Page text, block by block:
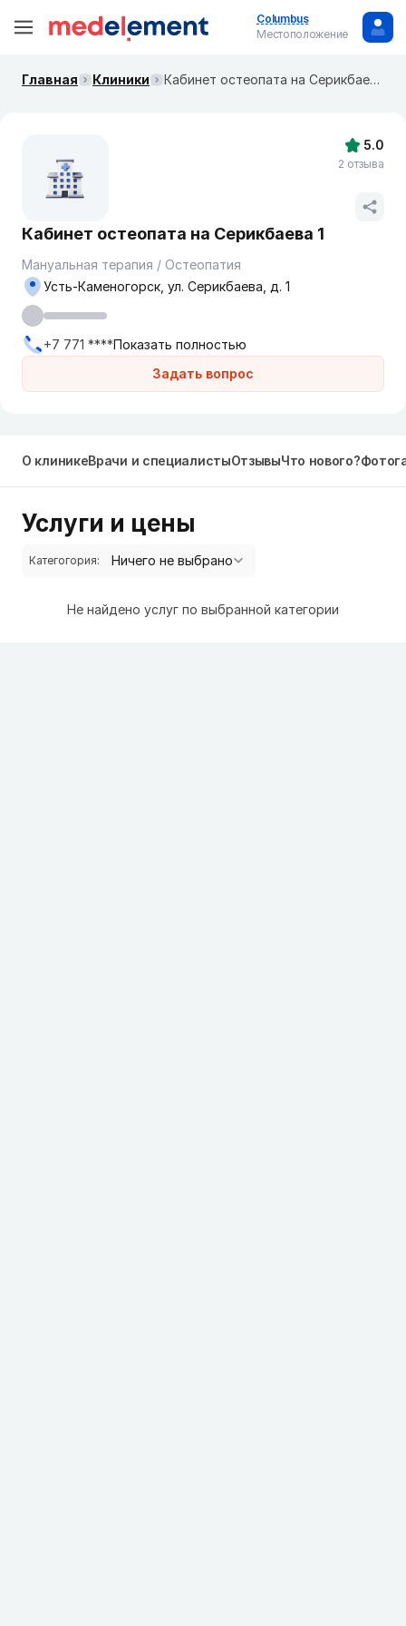
Columbus
Местоположение
Главная Клиники Кабинет остеопата на Серикбаева 1
Кабинет остеопата на Серикбаева 1
Мануальная терапия / Остеопатия
Задать вопрос
Усть-Каменогорск, ул. Серикбаева, д. 1
+7 771 ****Показать полностью
5.0
2 отзыва
О клиникеВрачи и специалистыОтзывыЧто нового?
Услуги и цены
Категогория:
Не найдено услуг по выбранной категории